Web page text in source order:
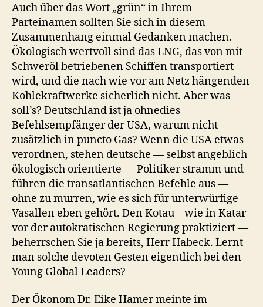
Auch über das Wort „grün“ in Ihrem
Parteinamen sollten Sie sich in diesem
Zusammenhang einmal Gedanken machen.
Ökologisch wertvoll sind das LNG, das von mit
Schweröl betriebenen Schiffen transportiert
wird, und die nach wie vor am Netz hängenden
Kohlekraftwerke sicherlich nicht. Aber was
soll’s? Deutschland ist ja ohnedies
Befehlsempfänger der USA, warum nicht
zusätzlich in puncto Gas? Wenn die USA etwas
verordnen, stehen deutsche — selbst angeblich
ökologisch orientierte — Politiker stramm und
führen die transatlantischen Befehle aus —
ohne zu murren, wie es sich für unterwürfige
Vasallen eben gehört. Den Kotau – wie in Katar
vor der autokratischen Regierung praktiziert —
beherrschen Sie ja bereits, Herr Habeck. Lernt
man solche devoten Gesten eigentlich bei den
Young Global Leaders?
Der Ökonom Dr. Eike Hamer meinte im